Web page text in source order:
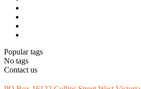
Popular tags
No tags
Contact us